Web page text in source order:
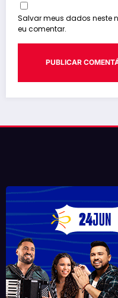
Salvar meus dados neste
eu comentar.